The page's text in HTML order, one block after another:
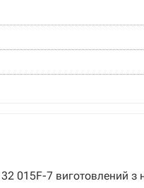
015F-7 виготовлений з